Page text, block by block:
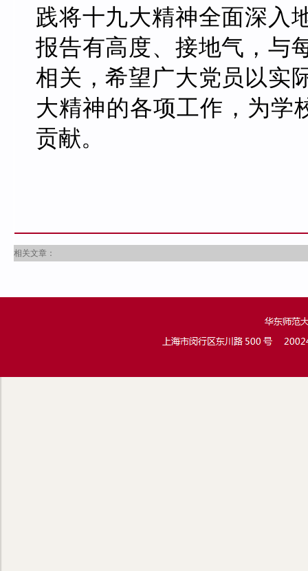
践将十九大精神全面深入
报告有高度、接地气，与
相关，希望广大党员以实
大精神的各项工作，为学
贡献。
相关文章：